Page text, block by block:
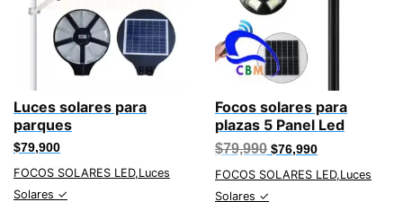
Luces solares para
parques
$79,900
FOCOS SOLARES LED,Luces
Solares ✓
Focos solares para
plazas 5 Panel Led
$79,990 El
original
$76,990El
actual
FOCOS SOLARES LED,Luces
Solares ✓